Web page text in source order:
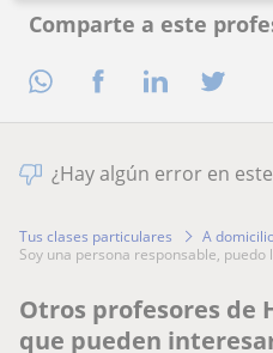
Comparte a este
¿Hay algún error en
Tus clases particulares A
soy una persona responsable,
Otros profesores de
que pueden